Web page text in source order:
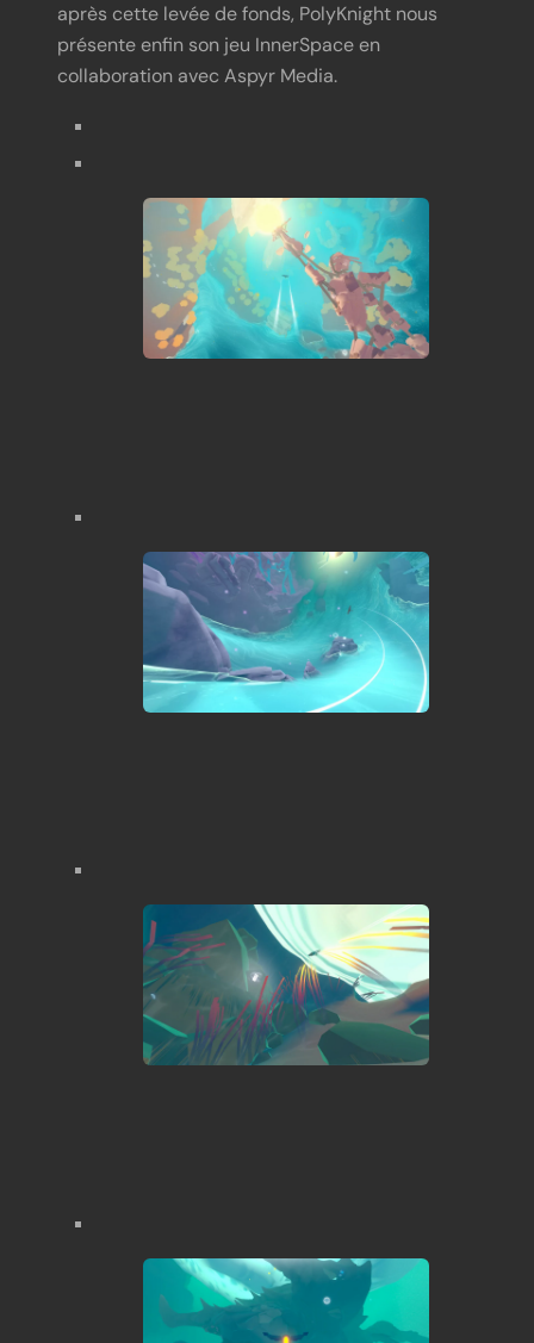
après cette levée de fonds, PolyKnight nous
présente enfin son jeu InnerSpace en
collaboration avec Aspyr Media.